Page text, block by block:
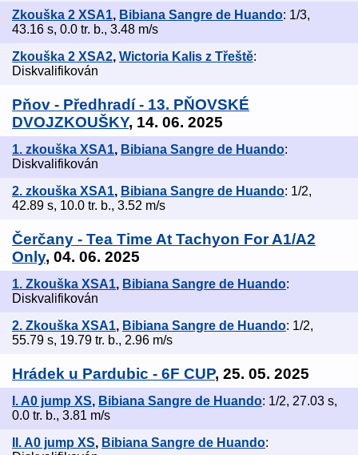
Zkouška 2 XSA1, Bibiana Sangre de Huando: 1/3,
43.16 s, 0.0 tr. b., 3.48 m/s
Zkouška 2 XSA2, Wictoria Kalis z Třeště:
Diskvalifikován
Pňov - Předhradí - 13. PŇOVSKÉ
DVOJZKOUŠKY, 14. 06. 2025
1. zkouška XSA1, Bibiana Sangre de Huando:
Diskvalifikován
2. zkouška XSA1, Bibiana Sangre de Huando: 1/2,
42.89 s, 10.0 tr. b., 3.52 m/s
Čerčany - Tea Time At Tachyon For A1/A2
Only, 04. 06. 2025
1. Zkouška XSA1, Bibiana Sangre de Huando:
Diskvalifikován
2. Zkouška XSA1, Bibiana Sangre de Huando: 1/2,
55.79 s, 19.79 tr. b., 2.96 m/s
Hrádek u Pardubic - 6F CUP, 25. 05. 2025
I. A0 jump XS, Bibiana Sangre de Huando: 1/2, 27.03 s,
0.0 tr. b., 3.81 m/s
II. A0 jump XS, Bibiana Sangre de Huando: